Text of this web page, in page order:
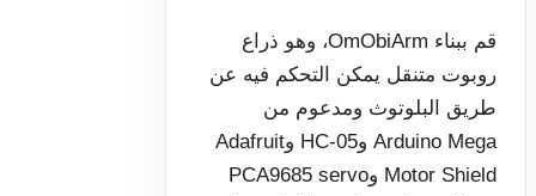
قم ببناء OmObiArm، وهو ذراع
روبوت متنقل يمكن التحكم فيه عن
طريق البلوتوث ومدعوم من
Arduino Mega وHC-05 وAdafruit
Motor Shield وPCA9685 servo